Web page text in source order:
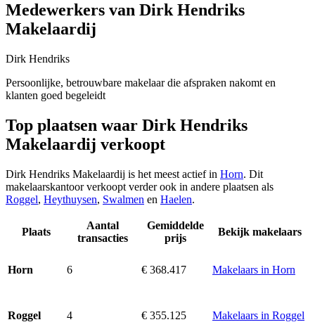
Medewerkers van Dirk Hendriks
Makelaardij
Dirk Hendriks
Persoonlijke, betrouwbare makelaar die afspraken nakomt en
klanten goed begeleidt
Top plaatsen waar Dirk Hendriks
Makelaardij verkoopt
Dirk Hendriks Makelaardij is het meest actief in Horn. Dit
makelaarskantoor verkoopt verder ook in andere plaatsen als
Roggel, Heythuysen, Swalmen en Haelen.
Plaats
Aantal
transacties
Gemiddelde
prijs
Bekijk makelaars
Horn 6 € 368.417 Makelaars in Horn
Roggel 4 € 355.125 Makelaars in Roggel